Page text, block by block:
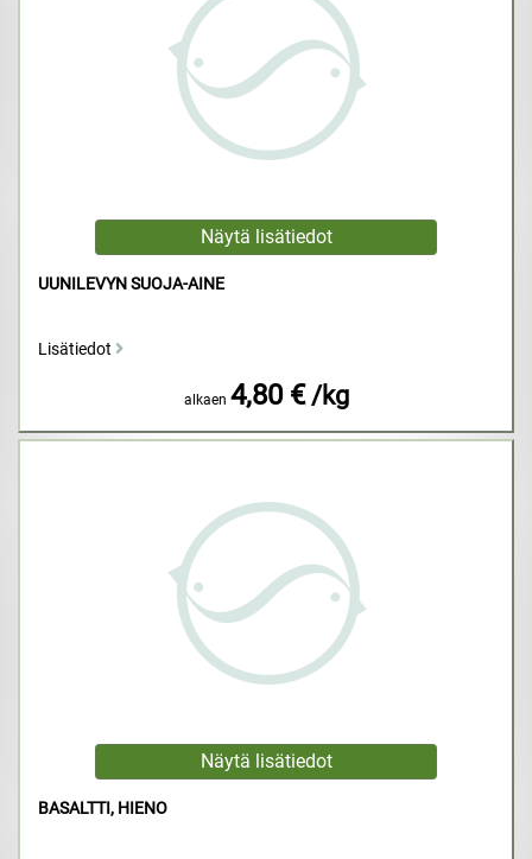
UUNILEVYN SUOJA-AINE
Lisätiedot
alkaen 4,80 € /kg
BASALTTI, HIENO